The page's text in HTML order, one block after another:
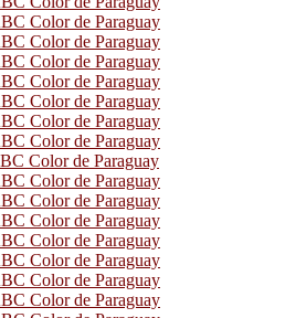
Color de Paraguay
Color de Paraguay
Color de Paraguay
Color de Paraguay
Color de Paraguay
Color de Paraguay
Color de Paraguay
Color de Paraguay
Color de Paraguay
Color de Paraguay
Color de Paraguay
Color de Paraguay
Color de Paraguay
Color de Paraguay
Color de Paraguay